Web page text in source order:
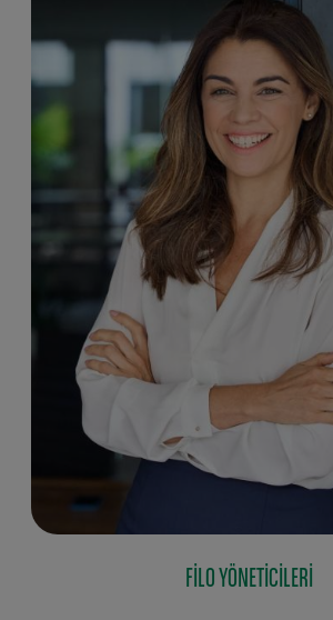
FILO YÖNETICILERI